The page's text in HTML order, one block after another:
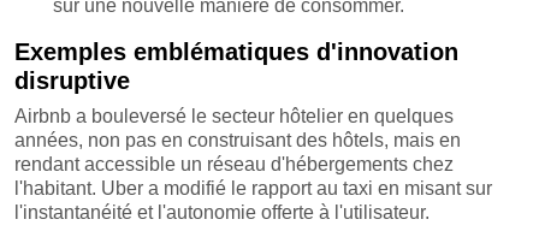
sur une nouvelle manière de consommer.
Exemples emblématiques d'innovation
disruptive
Airbnb a bouleversé le secteur hôtelier en quelques
années, non pas en construisant des hôtels, mais en
rendant accessible un réseau d'hébergements chez
l'habitant. Uber a modifié le rapport au taxi en misant sur
l'instantanéité et l'autonomie offerte à l'utilisateur.